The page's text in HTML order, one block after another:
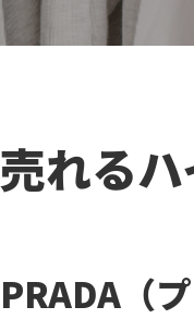
売れる
PRADA（